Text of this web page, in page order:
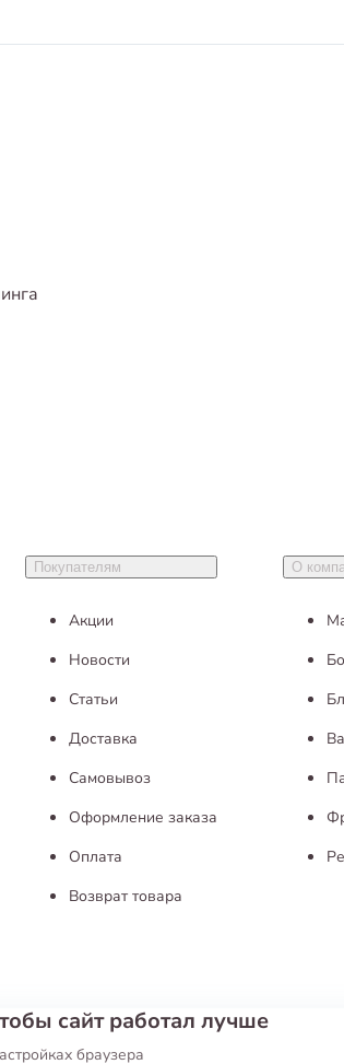
Покупателям
Акции
Новости
Статьи
Доставка
Самовывоз
Оформление заказа
Оплата
Возврат товара
О
сайт работал лучше
браузера